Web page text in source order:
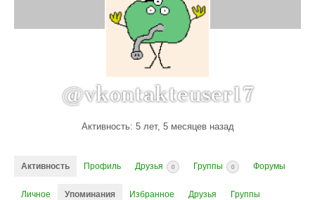
@vkontakteuser17
Активность: 5 лет, 5 месяцев назад
Активность Профиль Друзья 0 Группы 0 Форумы
Личное Упоминания Избранное Друзья Группы